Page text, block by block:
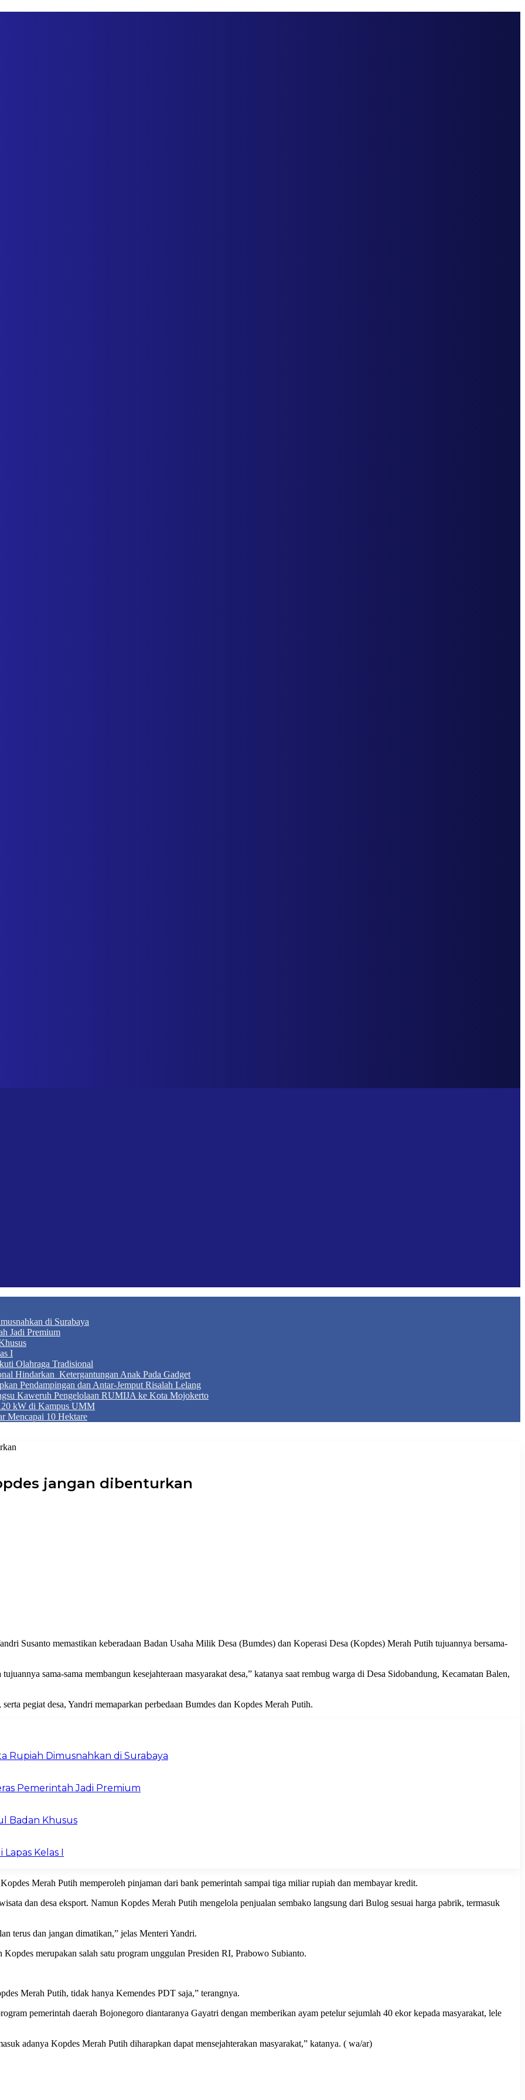
di Surabaya
Jadi Premium
I
Olahraga Tradisional
Hindarkan Ketergantungan Anak Pada Gadget
Pendampingan dan Antar-Jemput Risalah Lelang
Kaweruh Pengelolaan RUMIJA ke Kota Mojokerto
kW di Kampus UMM
Mencapai 10 Hektare
jangan dibenturkan
Susanto memastikan keberadaan Badan Usaha Milik Desa (Bumdes) dan Koperasi Desa (Kopdes) Merah Putih tujuannya bersama-
sama-sama membangun kesejahteraan masyarakat desa,” katanya saat rembug warga di Desa Sidobandung, Kecamatan Balen,
pegiat desa, Yandri memaparkan perbedaan Bumdes dan Kopdes Merah Putih.
Rupiah Dimusnahkan di Surabaya
Pemerintah Jadi Premium
Badan Khusus
Kelas I
Merah Putih memperoleh pinjaman dari bank pemerintah sampai tiga miliar rupiah dan membayar kredit.
dan desa eksport. Namun Kopdes Merah Putih mengelola penjualan sembako langsung dari Bulog sesuai harga pabrik, termasuk
terus dan jangan dimatikan,” jelas Menteri Yandri.
merupakan salah satu program unggulan Presiden RI, Prabowo Subianto.
Merah Putih, tidak hanya Kemendes PDT saja,” terangnya.
pemerintah daerah Bojonegoro diantaranya Gayatri dengan memberikan ayam petelur sejumlah 40 ekor kepada masyarakat, lele
adanya Kopdes Merah Putih diharapkan dapat mensejahterakan masyarakat,” katanya. ( wa/ar)